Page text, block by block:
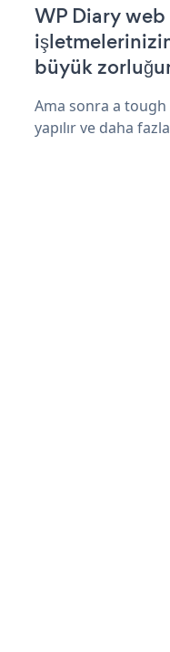
WP Diary web
büyük
Ama sonra a
yapılır ve daha